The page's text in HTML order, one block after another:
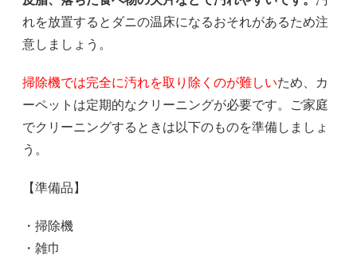
れを放置するとダニの温床になるおそれがあるため注
意しましょう。
掃除機では完全に汚れを取り除くのが難しいため、カ
ーペットは定期的なクリーニングが必要です。ご家庭
でクリーニングするときは以下のものを準備しましょ
う。
【準備品】
・掃除機
・雑巾